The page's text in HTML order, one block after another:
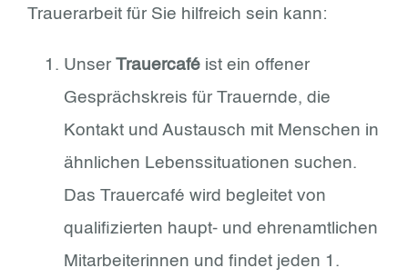
Trauerarbeit für Sie hilfreich sein kann:
Unser Trauercafé ist ein offener
Gesprächskreis für Trauernde, die
Kontakt und Austausch mit Menschen in
ähnlichen Lebenssituationen suchen.
Das Trauercafé wird begleitet von
qualifizierten haupt- und ehrenamtlichen
Mitarbeiterinnen und findet jeden 1.